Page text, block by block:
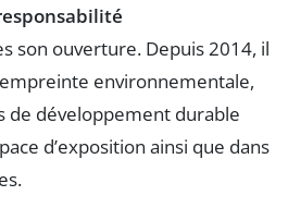
son ouverture. Depuis 2014, il
environnementale,
de développement durable
d’exposition ainsi que dans